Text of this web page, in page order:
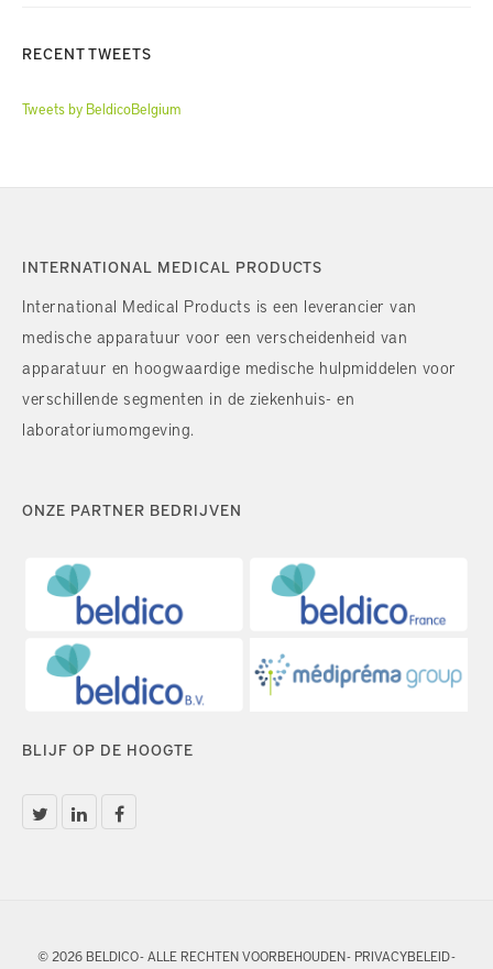
RECENT TWEETS
Tweets by BeldicoBelgium
INTERNATIONAL MEDICAL PRODUCTS
International Medical Products is een leverancier van
medische apparatuur voor een verscheidenheid van
apparatuur en hoogwaardige medische hulpmiddelen voor
verschillende segmenten in de ziekenhuis- en
laboratoriumomgeving.
ONZE PARTNER BEDRIJVEN
BLIJF OP DE HOOGTE
© 2026 BELDICO - ALLE RECHTEN VOORBEHOUDEN - PRIVACYBELEID-